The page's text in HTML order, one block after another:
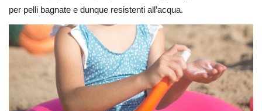
per pelli bagnate e dunque resistenti all’acqua.